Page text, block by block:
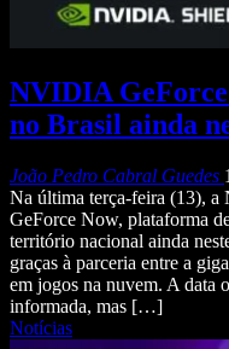
NVIDIA
no Brasil ainda
João Pedro Cabral Guedes
Na última terça-feira (13),
GeForce Now, plataforma
território nacional ainda
graças à parceria entre a
em jogos na nuvem. A data
informada, mas […]
Notícias